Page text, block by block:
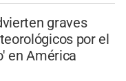
graves
por el
en América